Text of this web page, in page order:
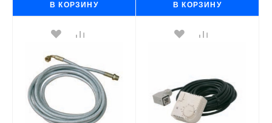
В КОРЗИНУ
JUMBO 65, JUMBO 90
В КОРЗИНУ